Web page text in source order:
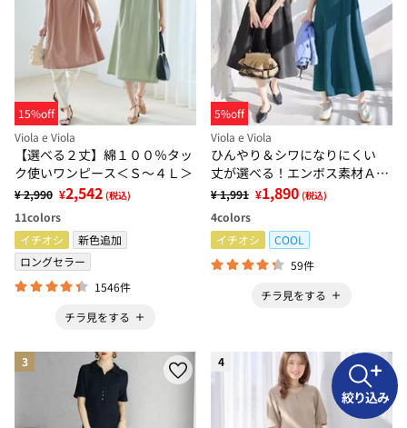
15%off
Viola e Viola
【選べる２丈】綿１００％タッ
ク使いワンピース＜Ｓ～４Ｌ＞
¥ 2,990 ¥2,542 (税込)
11colors
イチオシ
新色追加
ロングセラー
1546件
チラ見をする
5%off
Viola e Viola
ひんやり＆シワになりにくい
丈が選べる！エンボス素材Ａラ
インワンピース
¥ 1,991 ¥1,890 (税込)
4colors
イチオシ
COOL
59件
チラ見をする
3 4
絞り込み